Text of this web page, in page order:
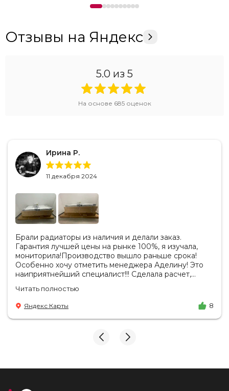
Отзывы на Яндекс
5.0 из 5
На основе 685оценок
Ирина Р.
11 декабря 2024
Брали радиаторы из наличия и делали заказ.
Гарантия лучшей цены на рынке 100%, я изучала,
мониторила!Производство вышло раньше срока!
Особенно хочу отметить менеджера Аделину! Это
наиприятнейший специалист!!! Сделала расчет,
цену. Всегда на связи, на все вопросы есть ответы.
Доставка на удобный день, удобное время! Никаких
замечаний, только бесконечное удовольствие от
взаимодействия с ней. Вот это я понимаю - ЛИЦО
И надеюсь наши чудесные радиаторы будут греть
Читать полностью
Яндекс Карты 8